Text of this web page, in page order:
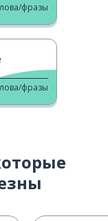
фразы
фразы